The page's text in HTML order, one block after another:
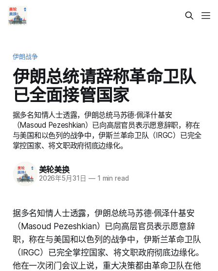
伊朗战争
伊朗总统请辞称革命卫队
已全面接管国家
据多名知情人士透露，伊朗总统马苏德·佩泽什基安
（Masoud Pezeshkian）已向高层官员表示愿意辞职，称在
与美国和以色列的战争中，伊斯兰革命卫队（IRGC）已完全
掌控国家、将文职政府彻底边缘化。
美轮美换
2026年5月31日 —1 min read
据多名知情人士透露，伊朗总统马苏德·佩泽什基安
（Masoud Pezeshkian）已向高层官员表示愿意辞
职，称在与美国和以色列的战争中，伊斯兰革命卫队
（IRGC）已完全掌控国家、将文职政府彻底边缘化。
他在一次闭门会议上说，重大决策都由革命卫队在他